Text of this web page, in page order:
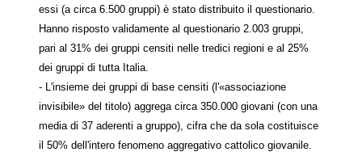
essi (a circa 6.500 gruppi) è stato distribuito il questionario.
Hanno risposto validamente al questionario 2.003 gruppi,
pari al 31% dei gruppi censiti nelle tredici regioni e al 25%
dei gruppi di tutta Italia.
- L'insieme dei gruppi di base censiti (l'«associazione
invisibile» del titolo) aggrega circa 350.000 giovani (con una
media di 37 aderenti a gruppo), cifra che da sola costituisce
il 50% dell'intero fenomeno aggregativo cattolico giovanile.